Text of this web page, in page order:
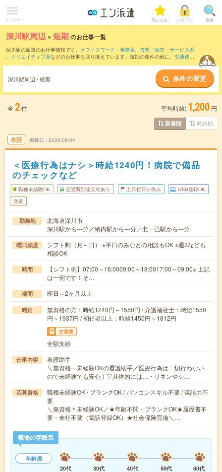
メニュー 気になる! ログイン 検索
深川駅周辺 ×短期のお仕事一覧
深川駅の派遣のお仕事情報です。 オフィスワーク・事務系、 営業・販売・サービス系
、 クリエイティブ系などのお仕事を取り揃えています。短期の条件の他に、 交通費別
深川駅周辺 / 短期 条件の変更
全 2件 平均時給: 1,200 円
新着順 時給順
未読 掲載日 2026/08/04
＜医療行為はナシ＞時給1240円！病院で備品
のチェックなど
職種未経験OK 交通費別途支給あり 土日祝日が休み WEB登録OK
派遣
勤務地
北海道深川市
深川駅から---分／納内駅から---分／北一已駅から---分
曜日頻度
シフト制（月～日） ※平日のみなどの相談もOK ※週3なども
相談OK
時間
【シフト例】07:00～16:0009:00～18:0017:00～09:00※ 上記
は一例です！そ…
期間 即日～2ヶ月以上
時給
無資格の方：時給1240円～1550円 / 介護福祉士：時給1550
円～1937円 / 初任者以上：時給1450円～1812円
交通費
全額支給
仕事内容
看護助手
＼無資格・未経験OKの看護助手／医療行為は一切行わない
ので未経験でも安心！▽具体的には…・リネンやシ…
応募資格
職種未経験OK / ブランクOK / パソコンスキル不要 / 英語力不
要
＼無資格＊未経験OK／★年齢不問・ブランクOK★履歴書不
要・来社不要（電話登録OK）★社会保険完備＼…
職場の雰囲気
年齢層
20代
30代 40代 50代
60代